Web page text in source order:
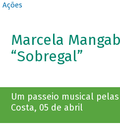
Ações
Marcela
“Sobregal”
Um passeio musical
Costa, 05 de abril